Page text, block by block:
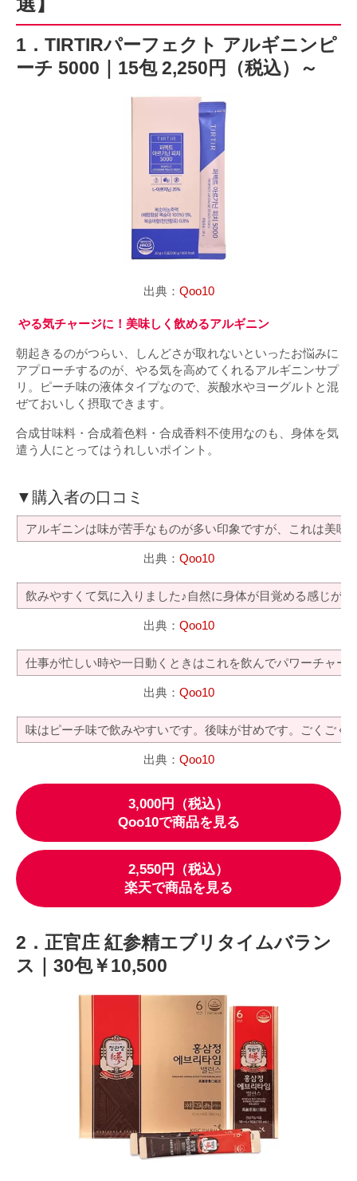
1．TIRTIRパーフェクト アルギニンピ
ーチ 5000｜15包 2,250円（税込）～
出典： Qoo10
やる気チャージに！美味しく飲めるアルギニン
朝起きるのがつらい、しんどさが取れないといったお悩みに
アプローチするのが、やる気を高めてくれるアルギニンサプ
リ。ピーチ味の液体タイプなので、炭酸水やヨーグルトと混
ぜておいしく摂取できます。
合成甘味料・合成着色料・合成香料不使用なのも、身体を気
遣う人にとってはうれしいポイント。
▼購入者の口コミ
アルギニンは味が苦手なものが多い印象ですが、これは美味
出典： Qoo10
飲みやすくて気に入りました♪自然に身体が目覚める感じが
出典： Qoo10
仕事が忙しい時や一日動くときはこれを飲んでパワーチャー
出典： Qoo10
味はピーチ味で飲みやすいです。後味が甘めです。ごくご
出典： Qoo10
3,000円（税込）
Qoo10で商品を見る
2,550円（税込）
楽天で商品を見る
2．正官庄 紅参精エブリタイムバラン
ス｜30包￥10,500